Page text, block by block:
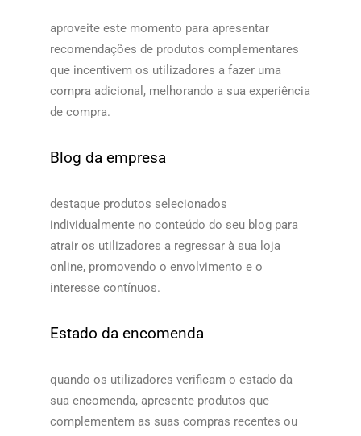
aproveite este momento para apresentar
recomendações de produtos complementares
que incentivem os utilizadores a fazer uma
compra adicional, melhorando a sua experiência
de compra.​​
Blog da empresa
destaque produtos selecionados
individualmente no conteúdo do seu blog para
atrair os utilizadores a regressar à sua loja
online, promovendo o envolvimento e o
interesse contínuos.​​
Estado da encomenda
quando os utilizadores verificam o estado da
sua encomenda, apresente produtos que
complementem as suas compras recentes ou